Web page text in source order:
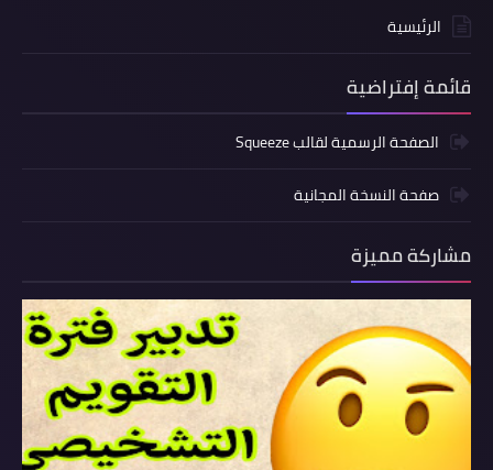
الرئيسية
قائمة إفتراضية
الصفحة الرسمية لقالب Squeeze
صفحة النسخة المجانية
مشاركة مميزة